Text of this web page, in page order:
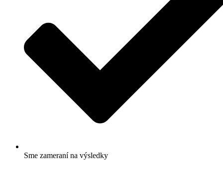
Sme zameraní na výsledky